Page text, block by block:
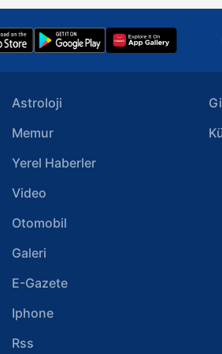
Astroloji
Memur
Yerel Haberler
Video
Otomobil
Galeri
E-Gazete
Iphone
Rss